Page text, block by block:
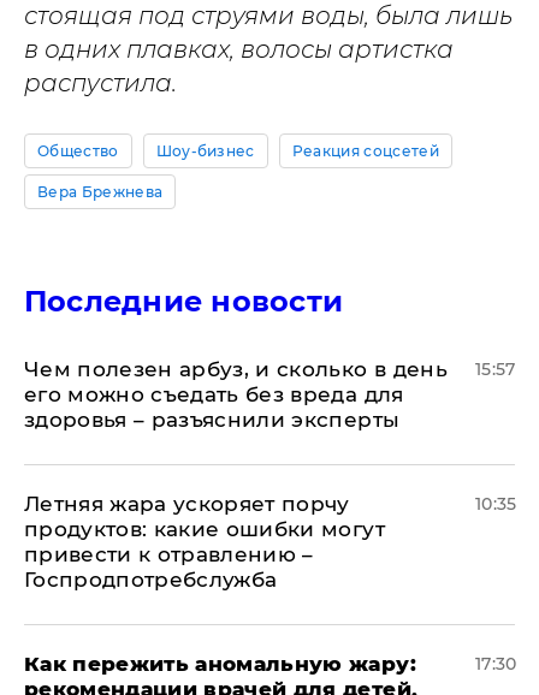
стоящая под струями воды, была лишь
в одних плавках, волосы артистка
распустила.
Общество Шоу-бизнес Реакция соцсетей
Вера Брежнева
Последние новости
Чем полезен арбуз, и сколько в день
его можно съедать без вреда для
здоровья – разъяснили эксперты
15:57
Летняя жара ускоряет порчу
продуктов: какие ошибки могут
привести к отравлению –
Госпродпотребслужба
10:35
Как пережить аномальную жару:
рекомендации врачей для детей,
17:30